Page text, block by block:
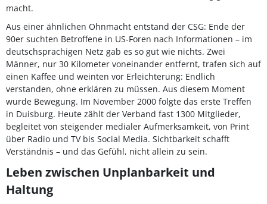
macht.
Aus einer ähnlichen Ohnmacht entstand der CSG: Ende der
90er suchten Betroffene in US-Foren nach Informationen – im
deutschsprachigen Netz gab es so gut wie nichts. Zwei
Männer, nur 30 Kilometer voneinander entfernt, trafen sich auf
einen Kaffee und weinten vor Erleichterung: Endlich
verstanden, ohne erklären zu müssen. Aus diesem Moment
wurde Bewegung. Im November 2000 folgte das erste Treffen
in Duisburg. Heute zählt der Verband fast 1300 Mitglieder,
begleitet von steigender medialer Aufmerksamkeit, von Print
über Radio und TV bis Social Media. Sichtbarkeit schafft
Verständnis – und das Gefühl, nicht allein zu sein.
Leben zwischen Unplanbarkeit und
Haltung